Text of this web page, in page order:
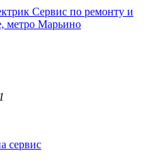
Сервис по ремонту и
метро Марьино
сервис